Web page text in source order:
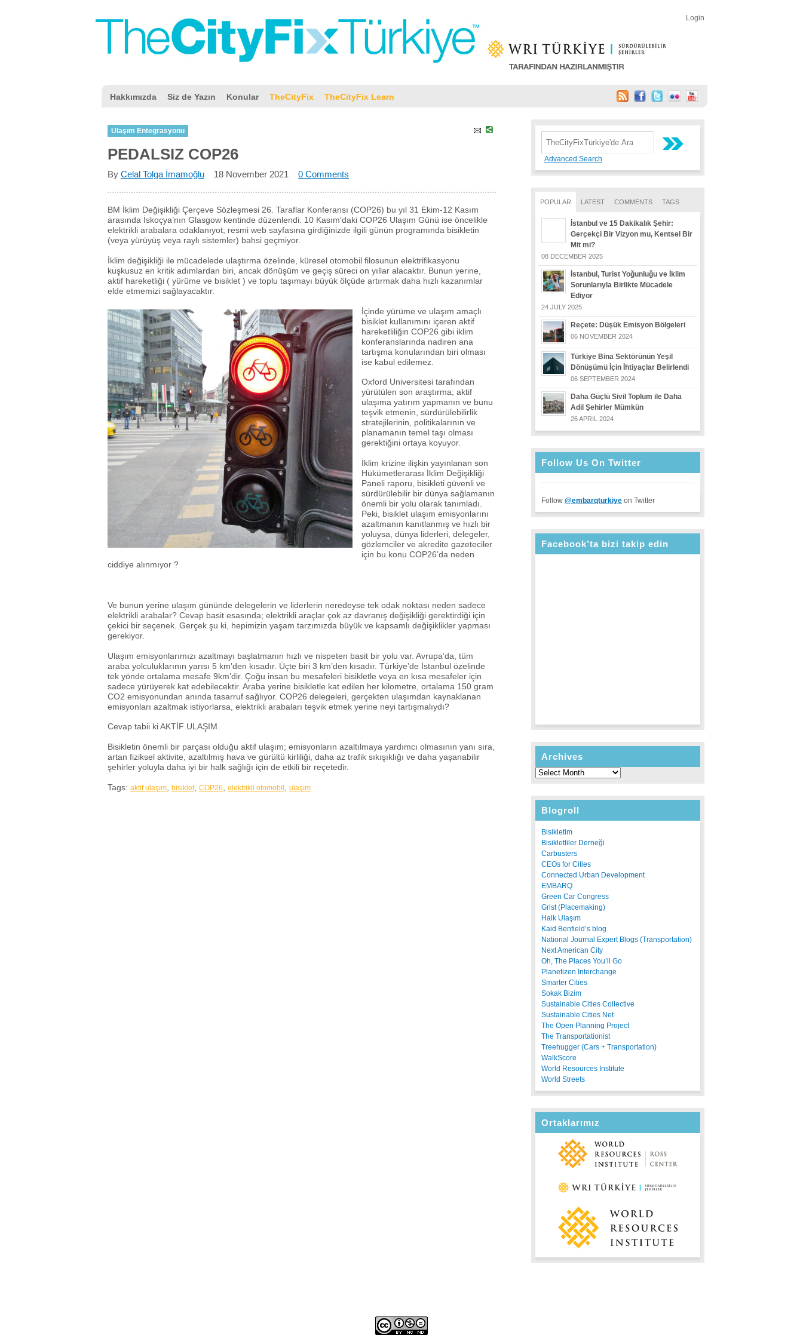
Login
Hakkımızda Siz de Yazın Konular TheCityFix TheCityFix Learn
Advanced Search
POPULAR LATEST COMMENTS TAGS
İstanbul ve 15 Dakikalık Şehir:
Gerçekçi Bir Vizyon mu, Kentsel Bir
Mit mi?
08 DECEMBER 2025
İstanbul, Turist Yoğunluğu ve İklim
Sorunlarıyla Birlikte Mücadele
Ediyor
24 JULY 2025
Reçete: Düşük Emisyon Bölgeleri
06 NOVEMBER 2024
Türkiye Bina Sektörünün Yeşil
Dönüşümü İçin İhtiyaçlar Belirlendi
06 SEPTEMBER 2024
Daha Güçlü Sivil Toplum ile Daha
Adil Şehirler Mümkün
26 APRIL 2024
Follow Us On Twitter
Follow @embarqturkiye on Twitter
Facebook’ta bizi takip edin
Archives
Blogroll
Bisikletim
Bisikletliler Derneği
Carbusters
CEOs for Cities
Connected Urban Development
EMBARQ
Green Car Congress
Grist (Placemaking)
Halk Ulaşım
Kaid Benfield’s blog
National Journal Expert Blogs (Transportation)
Next American City
Oh, The Places You’ll Go
Planetizen Interchange
Smarter Cities
Sokak Bizim
Sustainable Cities Collective
Sustainable Cities Net
The Open Planning Project
The Transportationist
Treehugger (Cars + Transportation)
WalkScore
World Resources Institute
World Streets
Ortaklarımız
Ulaşım Entegrasyonu
PEDALSIZ COP26
By Celal Tolga İmamoğlu 18 November 2021 0 Comments
BM İklim Değişikliği Çerçeve Sözleşmesi 26. Taraflar Konferansı (COP26) bu yıl 31 Ekim-12 Kasım
arasında İskoçya’nın Glasgow kentinde düzenlendi. 10 Kasım’daki COP26 Ulaşım Günü ise öncelikle
elektrikli arabalara odaklanıyot; resmi web sayfasına girdiğinizde ilgili günün programında bisikletin
(veya yürüyüş veya raylı sistemler) bahsi geçmiyor.
İklim değişikliği ile mücadelede ulaştırma özelinde, küresel otomobil filosunun elektrifikasyonu
kuşkusuz en kritik adımlardan biri, ancak dönüşüm ve geçiş süreci on yıllar alacaktır. Bunun yerine,
aktif hareketliği ( yürüme ve bisiklet ) ve toplu taşımayı büyük ölçüde artırmak daha hızlı kazanımlar
elde etmemizi sağlayacaktır.
İçinde yürüme ve ulaşım amaçlı
bisiklet kullanımını içeren aktif
hareketliliğin COP26 gibi iklim
konferanslarında nadiren ana
tartışma konularından biri olması
ise kabul edilemez.
Oxford Universitesi tarafından
yürütülen son araştırma; aktif
ulaşıma yatırım yapmanın ve bunu
teşvik etmenin, sürdürülebilirlik
stratejilerinin, politikalarının ve
planamanın temel taşı olması
gerektiğini ortaya koyuyor.
İklim krizine ilişkin yayınlanan son
Hükümetlerarası İklim Değişikliği
Paneli raporu, bisikleti güvenli ve
sürdürülebilir bir dünya sağlamanın
önemli bir yolu olarak tanımladı.
Peki, bisiklet ulaşım emisyonlarını
azaltmanın kanıtlanmış ve hızlı bir
yoluysa, dünya liderleri, delegeler,
gözlemciler ve akredite gazeteciler
için bu konu COP26’da neden
ciddiye alınmıyor ?
Ve bunun yerine ulaşım gününde delegelerin ve liderlerin neredeyse tek odak noktası neden sadece
elektrikli arabalar? Cevap basit esasında; elektrikli araçlar çok az davranış değişikliği gerektirdiği için
çekici bir seçenek. Gerçek şu ki, hepimizin yaşam tarzımızda büyük ve kapsamlı değişiklikler yapması
gerekiyor.
Ulaşım emisyonlarımızı azaltmayı başlatmanın hızlı ve nispeten basit bir yolu var. Avrupa’da, tüm
araba yolculuklarının yarısı 5 km’den kısadır. Üçte biri 3 km’den kısadır. Türkiye’de İstanbul özelinde
tek yönde ortalama mesafe 9km’dir. Çoğu insan bu mesafeleri bisikletle veya en kısa mesafeler için
sadece yürüyerek kat edebilecektir. Araba yerine bisikletle kat edilen her kilometre, ortalama 150 gram
CO2 emisyonundan anında tasarruf sağlıyor. COP26 delegeleri, gerçekten ulaşımdan kaynaklanan
emisyonları azaltmak istiyorlarsa, elektrikli arabaları teşvik etmek yerine neyi tartışmalıydı?
Cevap tabii ki AKTİF ULAŞIM.
Bisikletin önemli bir parçası olduğu aktif ulaşım; emisyonların azaltılmaya yardımcı olmasının yanı sıra,
artan fiziksel aktivite, azaltılmış hava ve gürültü kirliliği, daha az trafik sıkışıklığı ve daha yaşanabilir
şehirler yoluyla daha iyi bir halk sağlığı için de etkili bir reçetedir.
Tags: aktif ulaşım bisiklet, COP26 elektrikli otomobil ulaşım